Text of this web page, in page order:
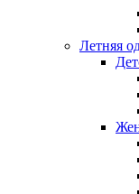
Летняя